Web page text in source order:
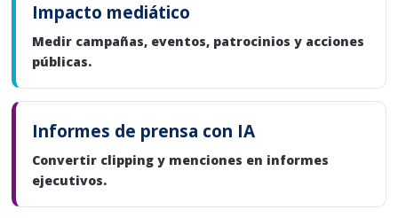
Impacto mediático
Medir campañas, eventos, patrocinios y acciones
públicas.
Informes de prensa con IA
Convertir clipping y menciones en informes
ejecutivos.